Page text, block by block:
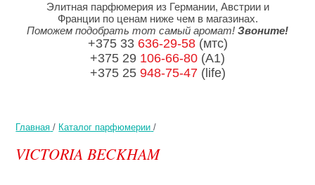
Главная / Каталог парфюмерии /
VICTORIA BECKHAM
Элитная парфюмерия из Германии, Австрии и
Франции по ценам ниже чем в магазинах.
Поможем подобрать тот самый аромат! Звоните!
+375 33 636-29-58(мтс)
+375 29 106-66-80 (A1)
+375 25 948-75-47(life)